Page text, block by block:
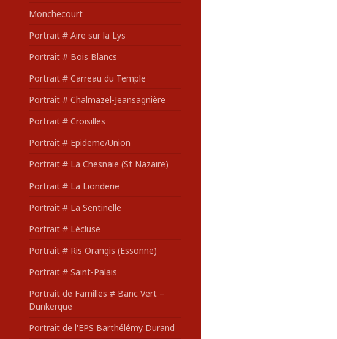
Monchecourt
Portrait # Aire sur la Lys
Portrait # Bois Blancs
Portrait # Carreau du Temple
Portrait # Chalmazel-Jeansagnière
Portrait # Croisilles
Portrait # Epideme/Union
Portrait # La Chesnaie (St Nazaire)
Portrait # La Lionderie
Portrait # La Sentinelle
Portrait # Lécluse
Portrait # Ris Orangis (Essonne)
Portrait # Saint-Palais
Portrait de Familles # Banc Vert –
Dunkerque
Portrait de l'EPS Barthélémy Durand